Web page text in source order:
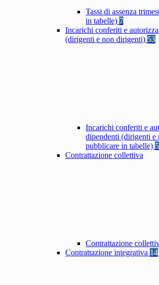
Tassi di assenza
in tabelle) 7
Incarichi conferiti e
(dirigenti e non dirigenti) 53
Incarichi conferiti e
dipendenti (dirigenti e
pubblicare in tabelle)
Contrattazione collettiva
Contrattazione
Contrattazione integrativa 14